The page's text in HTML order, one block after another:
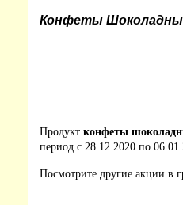
Конфеты
Продукт конфеты
период с 28.12.2020 по
Посмотрите другие акции в